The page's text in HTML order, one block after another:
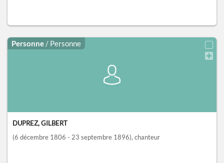
Personne / Personne
DUPREZ, GILBERT
(6 décembre 1806 - 23 septembre 1896), chanteur